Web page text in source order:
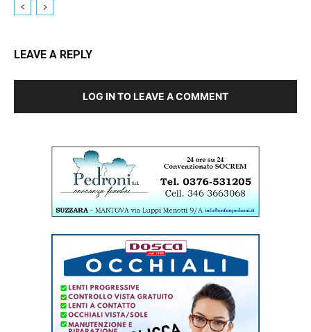
LEAVE A REPLY
LOG IN TO LEAVE A COMMENT